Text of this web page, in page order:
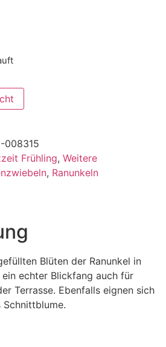
008315
Frühling, Weitere
, Ranunkeln
Blüten der Ranunkel in
echter Blickfang auch für
Terrasse. Ebenfalls eignen sich
Schnittblume.